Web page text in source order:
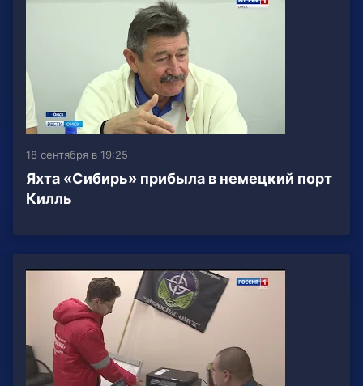
18 сентября в 19:25
Яхта «Сибирь» прибыла в немецкий порт
Килль